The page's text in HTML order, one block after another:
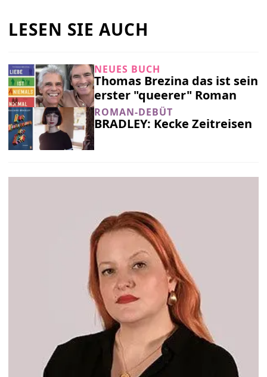
LESEN SIE AUCH
NEUES BUCH
Thomas Brezina das ist sein
erster "queerer" Roman
ROMAN-DEBÜT
BRADLEY: Kecke Zeitreisen